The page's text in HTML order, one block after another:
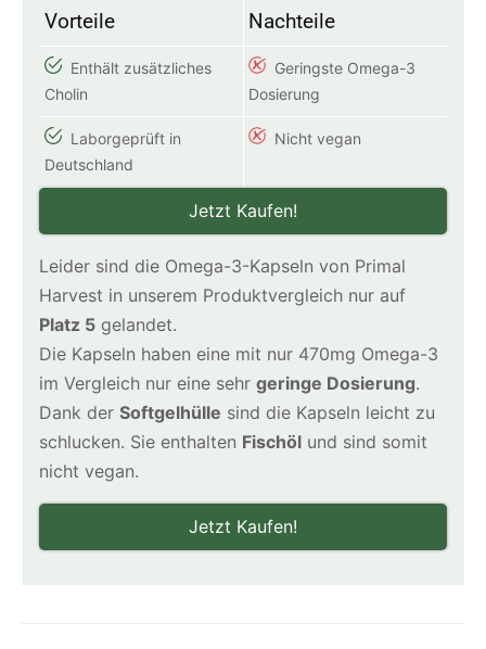
Vorteile Nachteile
Enthält zusätzliches
Cholin
Geringste Omega-3
Dosierung
Laborgeprüft in
Deutschland
Nicht vegan
Jetzt Kaufen!
Leider sind die Omega-3-Kapseln von Primal
Harvest in unserem Produktvergleich nur auf
Platz 5 gelandet.
Die Kapseln haben eine mit nur 470mg Omega-3
im Vergleich nur eine sehr geringe Dosierung.
Dank der Softgelhülle sind die Kapseln leicht zu
schlucken. Sie enthalten Fischöl und sind somit
nicht vegan.
Jetzt Kaufen!